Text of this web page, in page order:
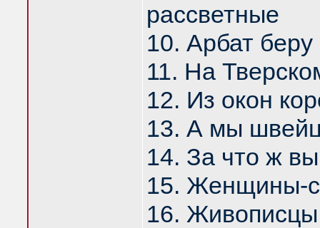
рассветные
10. Арбат
11. На
12. Из окон
13. А мы
14. За что ж
15. Женщины-
16.